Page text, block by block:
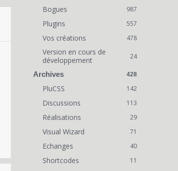
987
Bogues
557
Plugins
478
Vos créations
24
Version en cours de
développement
428
Archives
142
PluCSS
113
Discussions
29
Réalisations
71
Visual Wizard
40
Echanges
11
Shortcodes